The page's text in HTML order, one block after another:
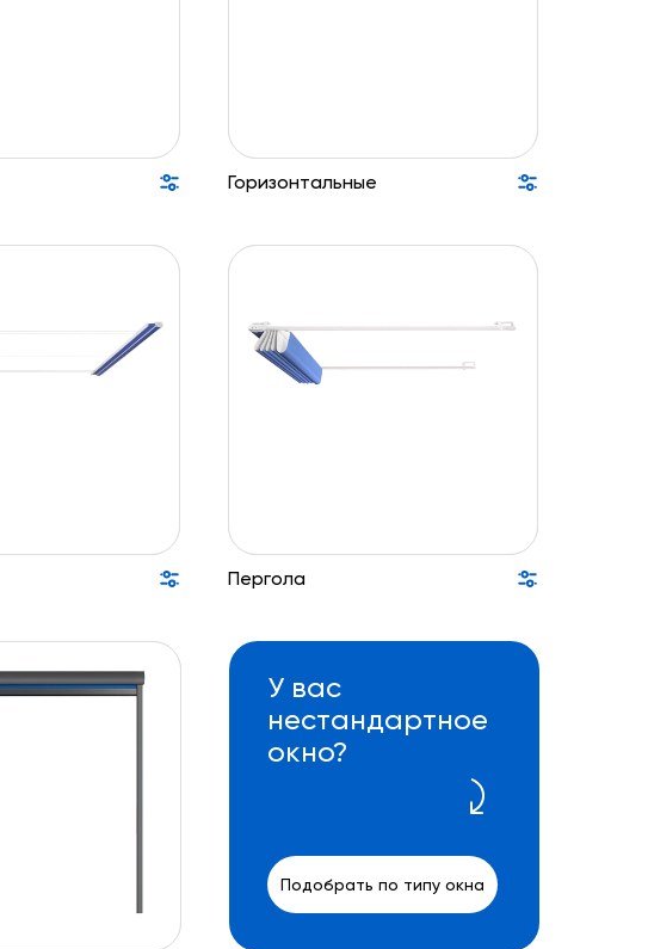
Горизонтальные
Пергола
У вас
нестандартное
окно?
Подобрать по типу окна